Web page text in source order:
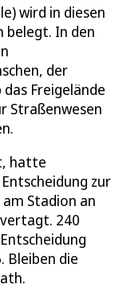
wird in diesen
belegt. In den
der
Freigelände
Straßenwesen
hatte
zur
Stadion an
240
Bleiben die